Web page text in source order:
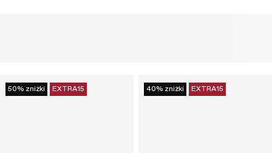
50% zniżki EXTRA15 40% zniżki EXTRA15